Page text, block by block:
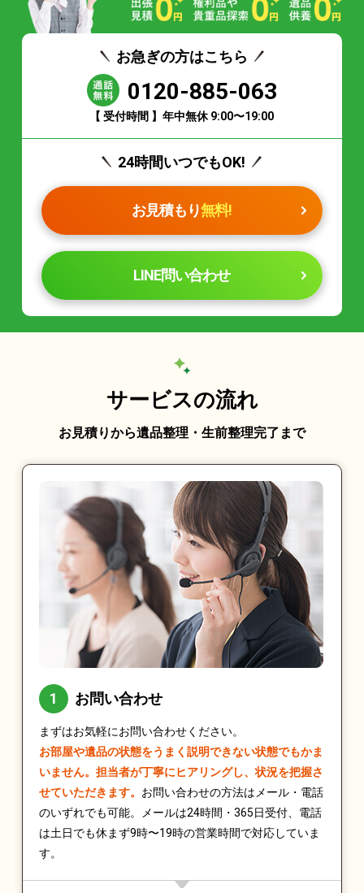
お急ぎの方はこちら
0120-885-063
【 受付時間 】年中無休 9:00〜19:00
24時間いつでもOK!
お見積もり無料!
LINE問い合わせ
サービスの流れ
お見積りから遺品整理・生前整理完了まで
お問い合わせ
まずはお気軽にお問い合わせください。
お部屋や遺品の状態をうまく説明できない状態でもかま
いません。担当者が丁寧にヒアリングし、状況を把握さ
せていただきます。 お問い合わせの方法はメール・電話
のいずれでも可能。メールは24時間・365日受付、電話
は土日でも休まず9時〜19時の営業時間で対応していま
す。